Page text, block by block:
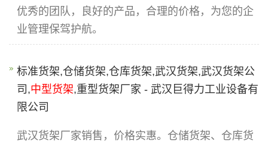
优秀的团队，良好的产品，合理的价格，为您的企
业管理保驾护航。
标准货架,仓储货架,仓库货架,武汉货架,武汉货架公
司,中型货架,重型货架厂家 - 武汉巨得力工业设备有
限公司
武汉货架厂家销售，价格实惠。仓储货架、仓库货